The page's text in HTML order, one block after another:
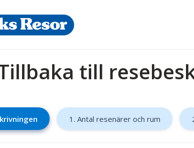
till
1. Antal resenärer och rum